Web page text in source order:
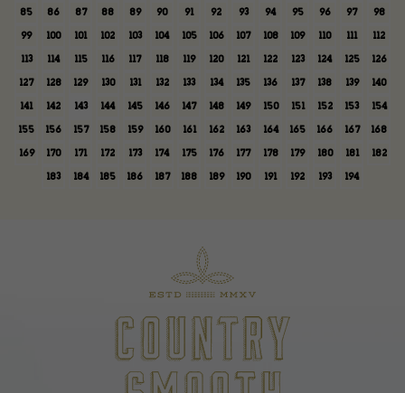
85 86 87 88 89 90 91 92 93 94 95 96 97 98
99 100 101 102 103 104 105 106 107 108 109 110 111 112
113 114 115 116 117 118 119 120 121 122 123 124 125 126
127 128 129 130 131 132 133 134 135 136 137 138 139 140
141 142 143 144 145 146 147 148 149 150 151 152 153 154
155 156 157 158 159 160 161 162 163 164 165 166 167 168
169 170 171 172 173 174 175 176 177 178 179 180 181 182
183 184 185 186 187 188 189 190 191 192 193 194